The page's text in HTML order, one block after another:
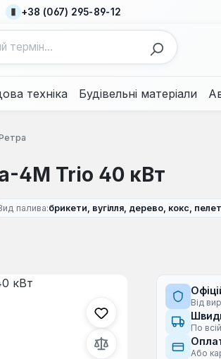
+38 (067) 295-89-12
техніка Будівельні матеріали
4М Trio 40 кВт
палива:брикети, вугілля, дерево, кокс,
Від
По
Або